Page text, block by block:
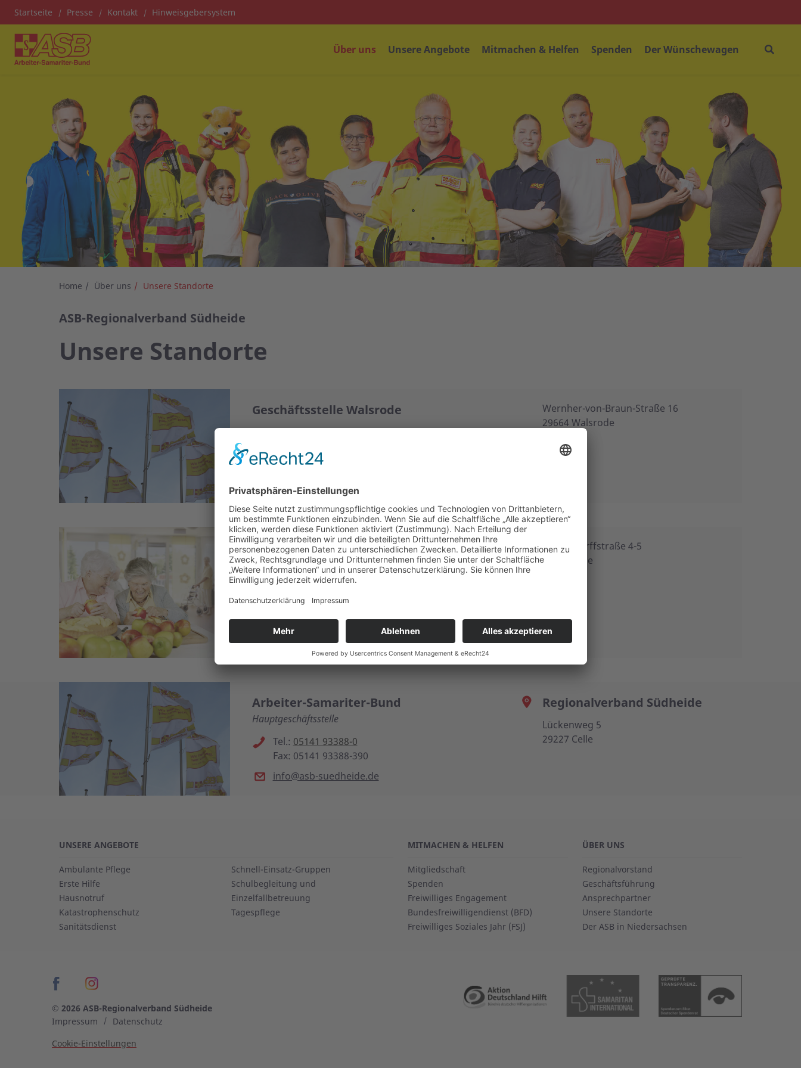
Startseite Presse Kontakt Hinweisgebersystem
Über uns Unsere Angebote Mitmachen & Helfen Spenden Der Wünschewagen
Home Über uns Unsere Standorte
ASB-Regionalverband Südheide
Unsere Standorte
Geschäftsstelle Walsrode
Fax: 05161 94594-12
servicecenter@asb-suedheide.de
Wernher-von-Braun-Straße 16
29664 Walsrode
Tagespflege Celle
Tagsüber gemeinsam, abends zu Hause
Tel.:05141 93388-240
Fax: 05141 93388-249
tagespflege@asb-suedheide.de
Hattendorffstraße 4-5
29225 Celle
Arbeiter-Samariter-Bund
Hauptgeschäftsstelle
Tel.: 05141 93388-0
Fax: 05141 93388-390
info@asb-suedheide.de
Regionalverband Südheide
Lückenweg 5
29227 Celle
UNSERE ANGEBOTE
Ambulante Pflege
Erste Hilfe
Hausnotruf
Katastrophenschutz
Sanitätsdienst
Schnell-Einsatz-Gruppen
Schulbegleitung und
Einzelfallbetreuung
Tagespflege
MITMACHEN & HELFEN
Mitgliedschaft
Spenden
Freiwilliges Engagement
Bundesfreiwilligendienst (BFD)
Freiwilliges Soziales Jahr (FSJ)
ÜBER UNS
Regionalvorstand
Geschäftsführung
Ansprechpartner
Unsere Standorte
Der ASB in Niedersachsen
© 2026 ASB-Regionalverband Südheide
Impressum
Datenschutz
Cookie-Einstellungen